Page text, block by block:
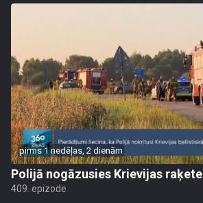
pirms 1 nedēļas, 2 dienām
Polijā nogāzusies Krievijas raķete
409. epizode